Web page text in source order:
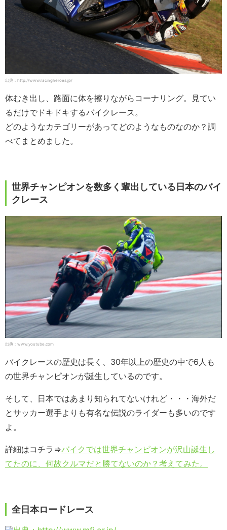
出典：http://www.racingheroes.jp/
体むき出し、路面に体を擦りながらコーナリング。見てい
るだけでドキドキするバイクレース。
どのようなカテゴリーがあってどのようなものなのか？調
べてまとめました。
世界チャンピオンを数多く輩出している日本のバイ
クレース
出典：www.youtube.com
バイクレースの歴史は長く、30年以上の歴史の中で6人も
の世界チャンピオンが誕生しているのです。
そして、日本ではあまり知られてないけれど・・・海外だ
とサッカー選手よりも有名な伝説のライダーも多いのです
よ。
詳細はコチラ⇒バイクでは世界チャンピオンが沢山誕生し
てたのに、何故クルマだと勝てないのか？考えてみた。
全日本ロードレース